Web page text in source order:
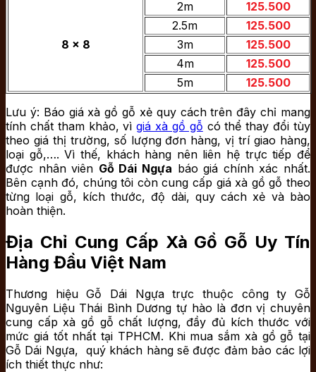
8 x 8
2m
125.500
2.5m
125.500
3m
125.500
4m
125.500
5m
125.500
Lưu ý: Báo giá xà gồ gỗ xẻ quy cách trên đây chỉ mang
tính chất tham khảo, vìgiá xà gồ gỗ có thể thay đổi tùy
theo giá thị trường, số lượng đơn hàng, vị trí giao hàng,
loại gỗ,…. Vì thế, khách hàng nên liên hệ trực tiếp để
được nhân viên Gỗ Dái Ngựa báo giá chính xác nhất.
Bên cạnh đó, chúng tôi còn cung cấp giá xà gồ gỗ theo
từng loại gỗ, kích thước, độ dài, quy cách xẻ và bào
hoàn thiện.
Địa Chỉ Cung Cấp Xà Gồ Gỗ Uy Tín
Hàng Đầu Việt Nam
Thương hiệu Gỗ Dái Ngựa trực thuộc công ty Gỗ
Nguyên Liệu Thái Bình Dương tự hào là đơn vị chuyên
cung cấp xà gồ gỗ chất lượng, đầy đủ kích thước với
mức giá tốt nhất tại TPHCM. Khi mua sắm xà gồ gỗ tại
Gỗ Dái Ngựa, quý khách hàng sẽ được đảm bảo các lợi
ích thiết thực như: